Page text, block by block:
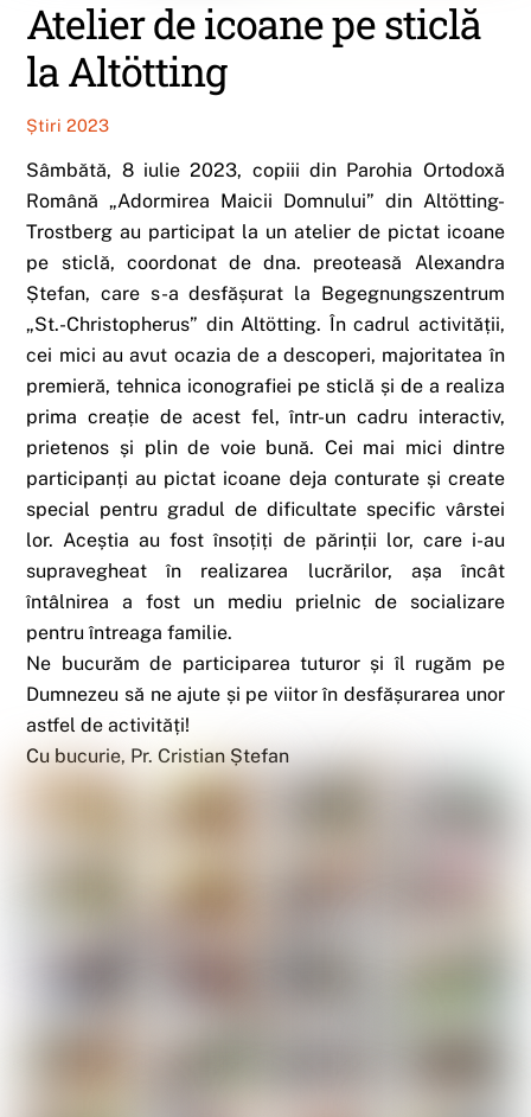
Atelier de icoane pe sticlă
la Altötting
Știri 2023
Sâmbătă, 8 iulie 2023, copiii din Parohia Ortodoxă
Română „Adormirea Maicii Domnului” din Altötting-
Trostberg au participat la un atelier de pictat icoane
pe sticlă, coordonat de dna. preoteasă Alexandra
Ștefan, care s-a desfășurat la Begegnungszentrum
„St.-Christopherus” din Altötting. În cadrul activității,
cei mici au avut ocazia de a descoperi, majoritatea în
premieră, tehnica iconografiei pe sticlă și de a realiza
prima creație de acest fel, într-un cadru interactiv,
prietenos și plin de voie bună. Cei mai mici dintre
participanți au pictat icoane deja conturate și create
special pentru gradul de dificultate specific vârstei
lor. Aceștia au fost însoțiți de părinții lor, care i-au
supravegheat în realizarea lucrărilor, așa încât
întâlnirea a fost un mediu prielnic de socializare
pentru întreaga familie.
Ne bucurăm de participarea tuturor și îl rugăm pe
Dumnezeu să ne ajute și pe viitor în desfășurarea unor
astfel de activități!
Cu bucurie, Pr. Cristian Ștefan